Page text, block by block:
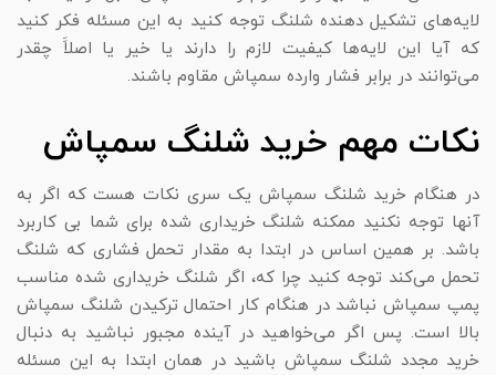
لایه‌های تشکیل دهنده شلنگ توجه کنید به این مسئله فکر کنید
که آیا این لایه‌ها کیفیت لازم را دارند یا خیر یا اصلاََ چقدر
می‌توانند در برابر فشار وارده سمپاش مقاوم باشند.
نکات مهم خرید شلنگ سمپاش
در هنگام خرید شلنگ سمپاش یک سری نکات هست که اگر به
آنها توجه نکنید ممکنه شلنگ خریداری شده برای شما بی کاربرد
باشد. بر همین اساس در ابتدا به مقدار تحمل فشاری که شلنگ
تحمل می‌کند توجه کنید چرا که، اگر شلنگ خریداری شده مناسب
پمپ سمپاش نباشد در هنگام کار احتمال ترکیدن شلنگ سمپاش
بالا است. پس اگر می‌خواهید در آینده مجبور نباشید به دنبال
خرید مجدد شلنگ سمپاش باشید در همان ابتدا به این مسئله